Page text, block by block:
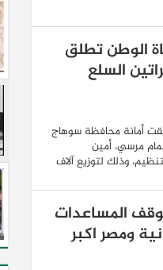
الوطن تطلق
السلع
أمانة محافظة سوهاج
مرسي، أمين
وذلك لتوزيع آلاف
المساعدات
ومصر اكبر